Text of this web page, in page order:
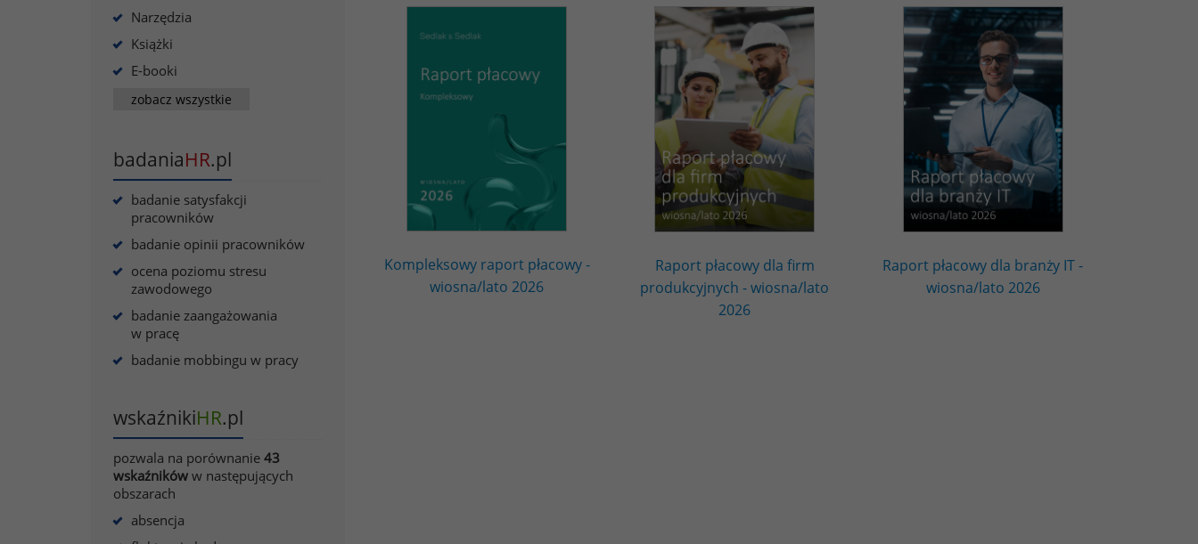
Narzędzia
Książki
E-booki
zobacz wszystkie
badaniaHR.pl
badanie satysfakcji
pracowników
badanie opinii pracowników
ocena poziomu stresu
zawodowego
badanie zaangażowania
w pracę
badanie mobbingu w pracy
wskaźnikiHR.pl
pozwala na porównanie 43
wskaźników w następujących
obszarach
absencja
Kompleksowy raport płacowy -
wiosna/lato 2026
Raport płacowy dla firm
produkcyjnych - wiosna/lato
2026
Raport płacowy dla branży IT -
wiosna/lato 2026